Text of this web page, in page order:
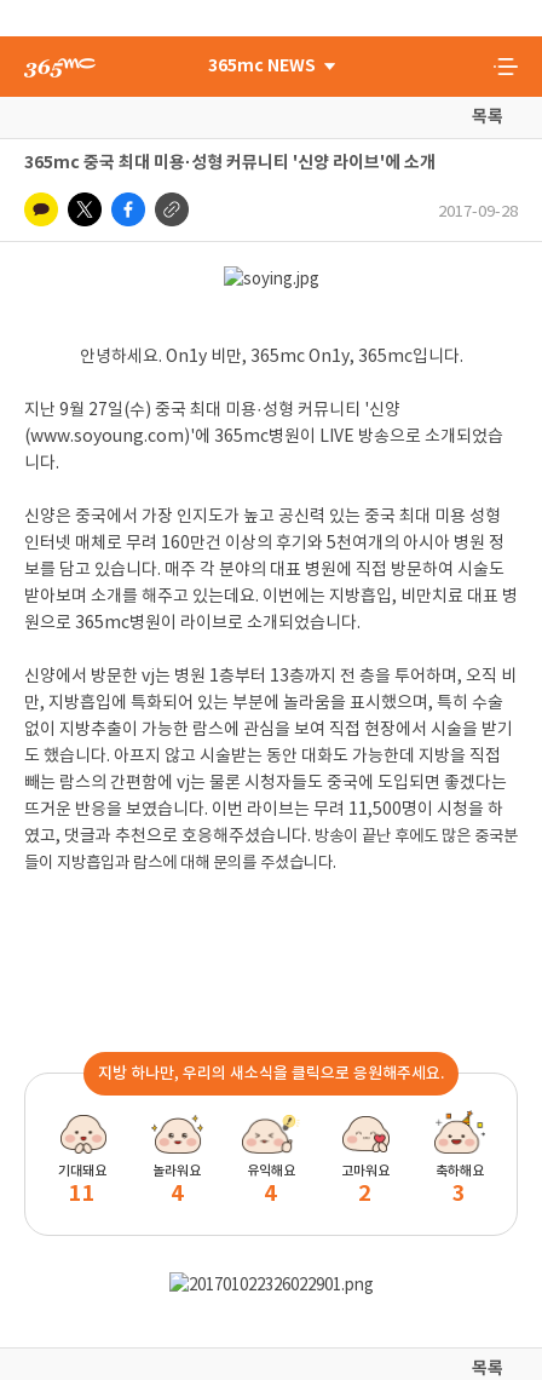
365mc NEWS
목록
365mc 중국 최대 미용·성형 커뮤니티 '신양 라이브'에 소개
2017-09-28
안녕하세요. On1y 비만, 365mc On1y, 365mc입니다.
지난 9월 27일(수) 중국 최대 미용·성형 커뮤니티 '신양
(www.soyoung.com)'에 365mc병원이 LIVE 방송으로 소개되었습
니다.
신양은 중국에서 가장 인지도가 높고 공신력 있는 중국 최대 미용 성형
인터넷 매체로 무려 160만건 이상의 후기와 5천여개의 아시아 병원 정
보를 담고 있습니다. 매주 각 분야의 대표 병원에 직접 방문하여 시술도
받아보며 소개를 해주고 있는데요. 이번에는 지방흡입, 비만치료 대표 병
원으로 365mc병원이 라이브로 소개되었습니다.
신양에서 방문한 vj는 병원 1층부터 13층까지 전 층을 투어하며, 오직 비
만, 지방흡입에 특화되어 있는 부분에 놀라움을 표시했으며, 특히 수술
없이 지방추출이 가능한 람스에 관심을 보여 직접 현장에서 시술을 받기
도 했습니다. 아프지 않고 시술받는 동안 대화도 가능한데 지방을 직접
빼는 람스의 간편함에 vj는 물론 시청자들도 중국에 도입되면 좋겠다는
뜨거운 반응을 보였습니다. 이번 라이브는 무려 11,500명이 시청을 하
였고, 댓글과 추천으로 호응해주셨습니다. 방송이 끝난 후에도 많은 중국분
들이 지방흡입과 람스에 대해 문의를 주셨습니다.
지방 하나만, 우리의 새소식을 클릭으로 응원해주세요.
기대돼요
11
놀라워요
4
유익해요
4
고마워요
2
축하해요
3
목록